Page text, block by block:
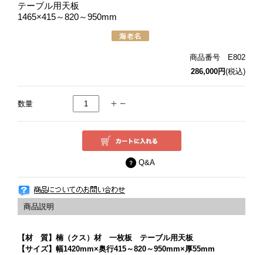
テーブル用天板
1465×415～820～950mm
商品番号 E802
286,000円(税込)
数量
Q&A
【材 質】楠（クス）材 一枚板 テーブル用天板
【サイズ】幅1420mm×奥行415～820～950mm×厚55mm